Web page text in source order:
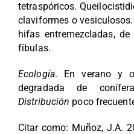
tetraspóricos.
claviformes o
hifas entremezcladas,
fíbulas.
Ecología. En verano y
degradada de
Distribución poco
Citar como: Muñoz, J.A.